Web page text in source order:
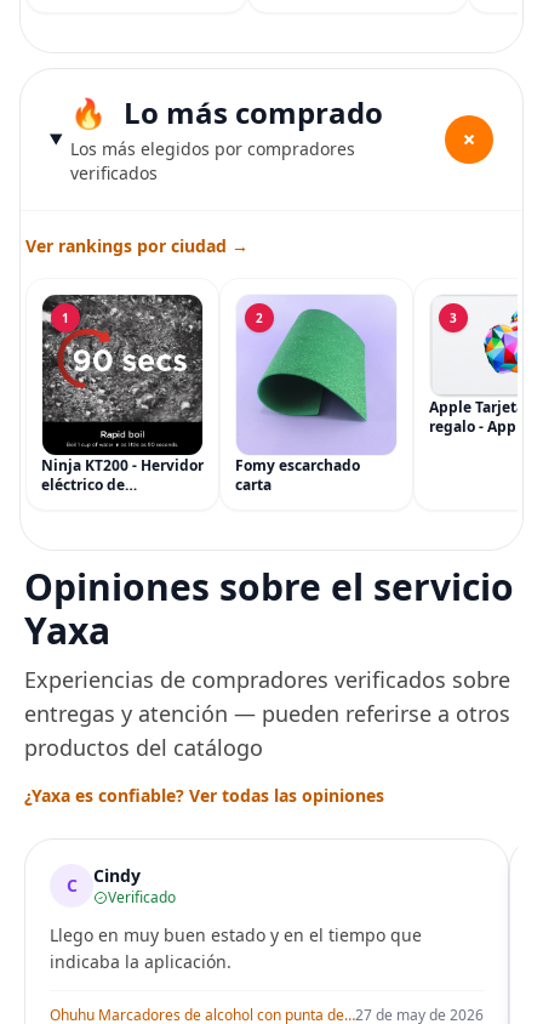
Lo más comprado
Los más elegidos por compradores
verificados
+
Ver rankings por ciudad →
1
Ninja KT200 - Hervidor
eléctrico de
ajuste de temperatura
de Acero
2
Fomy escarchado
carta
3
Apple Tarjeta
regalo - App
Opiniones sobre el servicio
Yaxa
Experiencias de compradores verificados sobre
entregas y atención — pueden referirse a otros
productos del catálogo
¿Yaxa es confiable? Ver todas las opiniones
C Cindy
Verificado
Llego en muy buen estado y en el tiempo que
indicaba la aplicación.
Ohuhu Marcadores de alcohol con punta de pincel – Juego de marcadores artísticos de doble punta con certificación AP para artistas adultos27 de may de 2026